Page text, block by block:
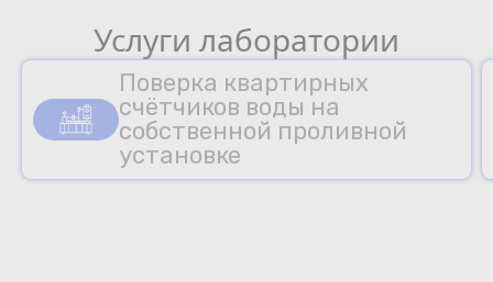
Услуги лаборатории
Поверка квартирных
счётчиков воды на
собственной проливной
установке